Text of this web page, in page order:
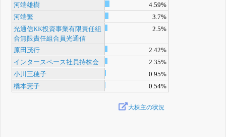
河端雄樹
4.59%
河端繁
3.7%
光通信KK投資事業有限責任組
合無限責任組合員光通信
2.5%
原田茂行
2.42%
インタースペース社員持株会
2.35%
小川三穂子
0.95%
橋本憲子
0.54%
大株主の状況